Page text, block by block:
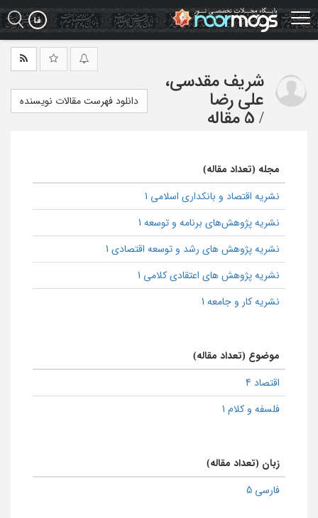
Skip
to
main
شریف مقدسی،
علی رضا
/ 5 مقاله
دانلود فهرست مقالات نویسنده
مجله (تعداد مقاله)
نشریه اقتصاد و بانکداری اسلامی 1
نشریه پژوهش‌های برنامه و توسعه 1
نشریه پژوهش های رشد و توسعه اقتصادی 1
نشریه پژوهش های اعتقادی کلامی 1
نشریه کار و جامعه 1
موضوع (تعداد مقاله)
اقتصاد 4
فلسفه و کلام 1
زبان (تعداد مقاله)
فارسی 5